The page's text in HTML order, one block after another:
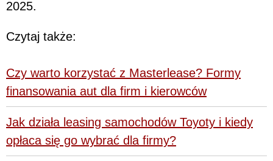
2025.
Czytaj także:
Czy warto korzystać z Masterlease? Formy
finansowania aut dla firm i kierowców
Jak działa leasing samochodów Toyoty i kiedy
opłaca się go wybrać dla firmy?